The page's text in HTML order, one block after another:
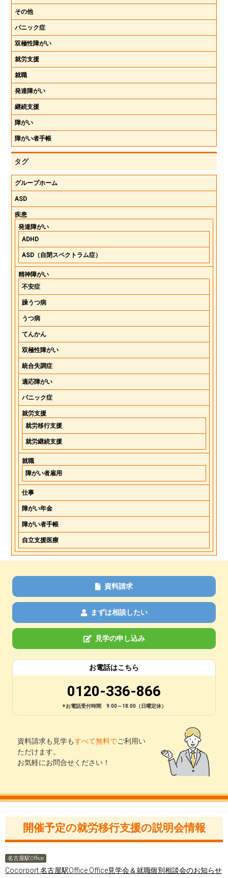
その他
パニック症
双極性障がい
就労支援
就職
発達障がい
継続支援
障がい
障がい者手帳
タグ
グループホーム
ASD
疾患
発達障がい
ADHD
ASD（自閉スペクトラム症）
精神障がい
不安症
躁うつ病
うつ病
てんかん
双極性障がい
統合失調症
適応障がい
パニック症
就労支援
就労移行支援
就労継続支援
就職
障がい者雇用
仕事
障がい年金
障がい者手帳
自立支援医療
資料請求
まずは相談したい
見学の申し込み
お電話はこちら
0120-336-866
※お電話受付時間 9:00～18:00（日曜定休）
資料請求も見学もすべて無料でご利用い
ただけます。
お気軽にお問合せください！
開催予定の就労移行支援の説明会情報
名古屋駅Office
Cocorport 名古屋駅Office Office見学会＆就職個別相談会のお知らせ